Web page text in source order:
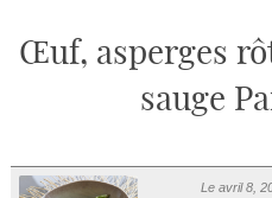
Œuf, asperges
sauge
Le avril 8,